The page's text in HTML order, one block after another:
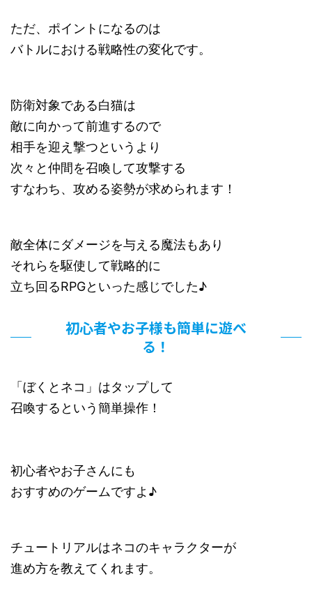
ただ、ポイントになるのは
バトルにおける戦略性の変化です。
防衛対象である白猫は
敵に向かって前進するので
相手を迎え撃つというより
次々と仲間を召喚して攻撃する
すなわち、攻める姿勢が求められます！
敵全体にダメージを与える魔法もあり
それらを駆使して戦略的に
立ち回るRPGといった感じでした♪
初心者やお子様も簡単に遊べ
る！
「ぼくとネコ」はタップして
召喚するという簡単操作！
初心者やお子さんにも
おすすめのゲームですよ♪
チュートリアルはネコのキャラクターが
進め方を教えてくれます。